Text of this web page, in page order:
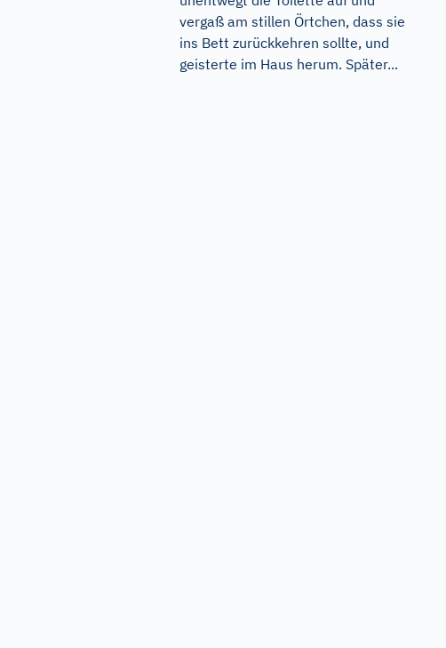
vergaß am stillen Örtchen, dass sie
ins Bett zurückkehren sollte, und
geisterte im Haus herum. Später...